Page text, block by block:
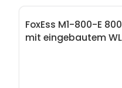
FoxEss M1-800-E
mit eingebautem